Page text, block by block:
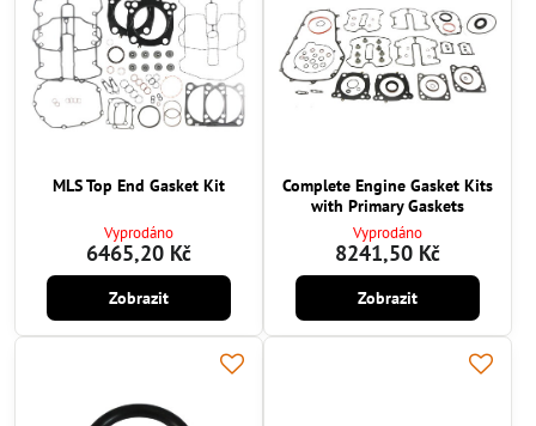
MLS Top End Gasket Kit
Vyprodáno
6465,20 Kč
Zobrazit
Complete Engine Gasket Kits
with Primary Gaskets
Vyprodáno
8241,50 Kč
Zobrazit